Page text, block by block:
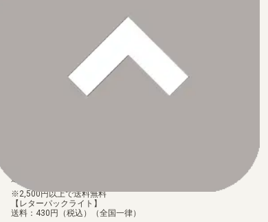
【LM-01】デジモンゴーストゲーム
【ST-21】HERO OF HOPE
各種ブランドのカードをご利用いただけます。
【Paidy（後払い/コンビニ払い）】
お支払後の在庫確保となりますため、お早めにお支払をお願いし
なお、お支払口座は、注文確認メールに記載しております。
振込手数料はお客様負担となります。
送料：100円（税込）（全国一律）
2,500円以上で送料無料
【レターパックライト】
送料：430円（税込）（全国一律）